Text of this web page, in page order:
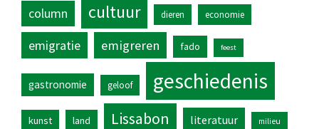
column cultuur dieren economie
emigratie emigreren fado feest
gastronomie geloof geschiedenis
kunst land Lissabon literatuur milieu